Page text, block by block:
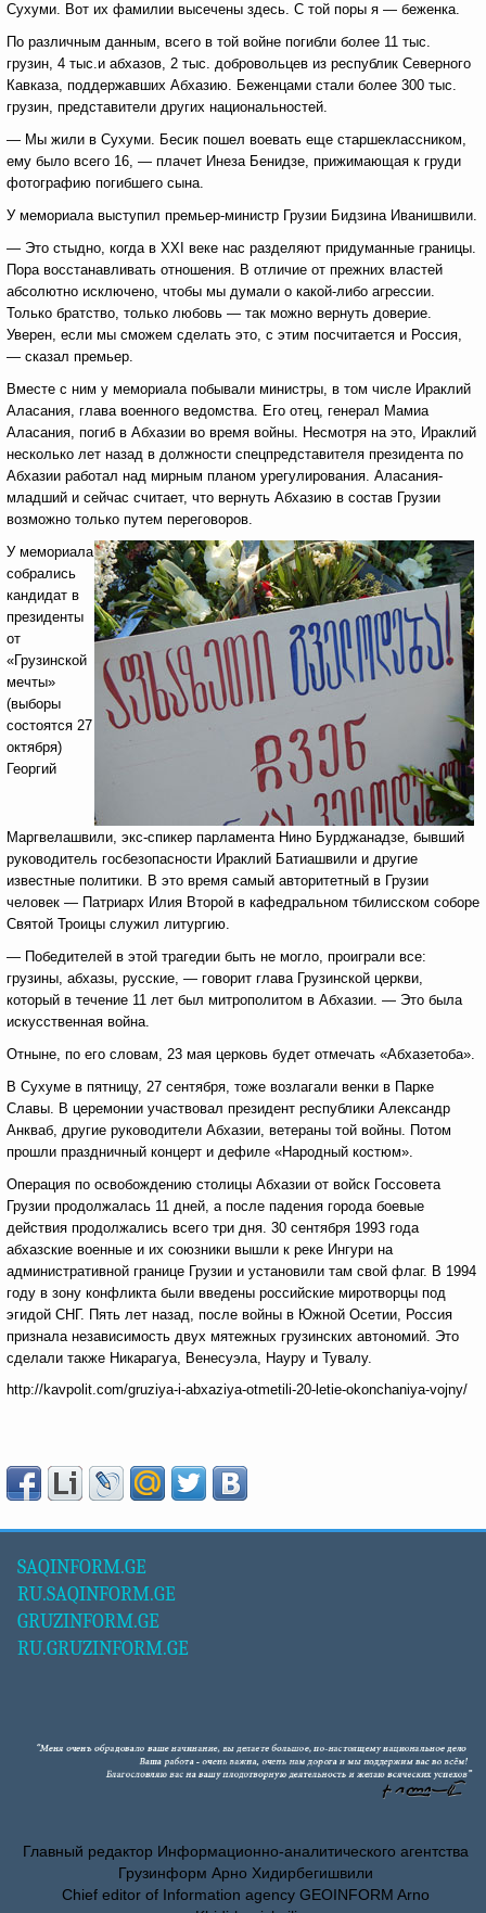
Сухуми. Вот их фамилии высечены здесь. С той поры я — беженка.
По различным данным, всего в той войне погибли более 11 тыс.
грузин, 4 тыс.и абхазов, 2 тыс. добровольцев из республик Северного
Кавказа, поддержавших Абхазию. Беженцами стали более 300 тыс.
грузин, представители других национальностей.
— Мы жили в Сухуми. Бесик пошел воевать еще старшеклассником,
ему было всего 16, — плачет Инеза Бенидзе, прижимающая к груди
фотографию погибшего сына.
У мемориала выступил премьер-министр Грузии Бидзина Иванишвили.
— Это стыдно, когда в XXI веке нас разделяют придуманные границы.
Пора восстанавливать отношения. В отличие от прежних властей
абсолютно исключено, чтобы мы думали о какой-либо агрессии.
Только братство, только любовь — так можно вернуть доверие.
Уверен, если мы сможем сделать это, с этим посчитается и Россия,
— сказал премьер.
Вместе с ним у мемориала побывали министры, в том числе Ираклий
Аласания, глава военного ведомства. Его отец, генерал Мамиа
Аласания, погиб в Абхазии во время войны. Несмотря на это, Ираклий
несколько лет назад в должности спецпредставителя президента по
Абхазии работал над мирным планом урегулирования. Аласания-
младший и сейчас считает, что вернуть Абхазию в состав Грузии
возможно только путем переговоров.
У мемориала
собрались
кандидат в
президенты
от
«Грузинской
мечты»
(выборы
состоятся 27
октября)
Георгий
Маргвелашвили, экс-спикер парламента Нино Бурджанадзе, бывший
руководитель госбезопасности Ираклий Батиашвили и другие
известные политики. В это время самый авторитетный в Грузии
человек — Патриарх Илия Второй в кафедральном тбилисском соборе
Святой Троицы служил литургию.
— Победителей в этой трагедии быть не могло, проиграли все:
грузины, абхазы, русские, — говорит глава Грузинской церкви,
который в течение 11 лет был митрополитом в Абхазии. — Это была
искусственная война.
Отныне, по его словам, 23 мая церковь будет отмечать «Абхазетоба».
В Сухуме в пятницу, 27 сентября, тоже возлагали венки в Парке
Славы. В церемонии участвовал президент республики Александр
Анкваб, другие руководители Абхазии, ветераны той войны. Потом
прошли праздничный концерт и дефиле «Народный костюм».
Операция по освобождению столицы Абхазии от войск Госсовета
Грузии продолжалась 11 дней, а после падения города боевые
действия продолжались всего три дня. 30 сентября 1993 года
абхазские военные и их союзники вышли к реке Ингури на
административной границе Грузии и установили там свой флаг. В 1994
году в зону конфликта были введены российские миротворцы под
эгидой СНГ. Пять лет назад, после войны в Южной Осетии, Россия
признала независимость двух мятежных грузинских автономий. Это
сделали также Никарагуа, Венесуэла, Науру и Тувалу.
http://kavpolit.com/gruziya-i-abxaziya-otmetili-20-letie-okonchaniya-vojny/
SAQINFORM.GE
RU.SAQINFORM.GE
GRUZINFORM.GE
RU.GRUZINFORM.GE
Главный редактор Информационно-аналитического агентства
Грузинформ Арно Хидирбегишвили
Chief editor of Information agency GEOINFORM Arno